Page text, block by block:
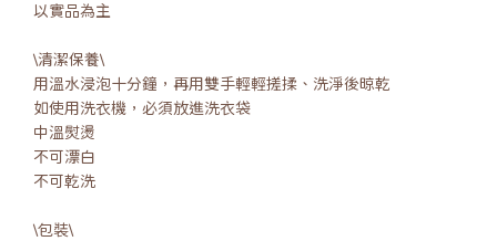
以實品為主
\清潔保養\
用溫水浸泡十分鐘，再用雙手輕輕搓揉、洗淨後晾乾
如使用洗衣機，必須放進洗衣袋
中溫熨燙
不可漂白
不可乾洗
\包裝\